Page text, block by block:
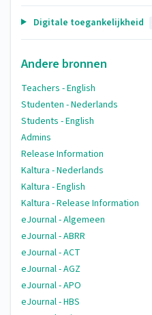
Digitale toegankelijkheid
Andere bronnen
Teachers - English
Studenten - Nederlands
Students - English
Admins
Release Information
Kaltura - Nederlands
Kaltura - English
Kaltura - Release Information
eJournal - Algemeen
eJournal - ABRR
eJournal - ACT
eJournal - AGZ
eJournal - APO
eJournal - HBS